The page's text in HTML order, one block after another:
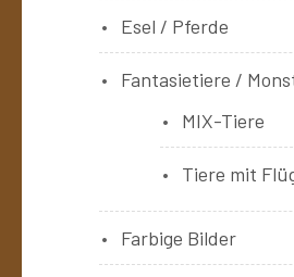
Esel / Pferde
Fantasietiere /
MIX-Tiere
Tiere mit
Farbige Bilder